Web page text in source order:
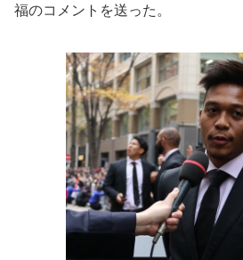
福のコメントを送った。